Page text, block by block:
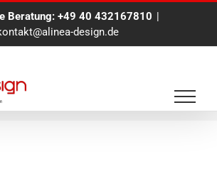
Beratung: +49 40 432167810 |
design.de